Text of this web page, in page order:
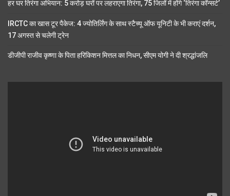
हर घर तिरंगा अभियान: 5 करोड़ घरों पर लहराएगा तिरंगा, 75 जिलों में होंगे ‘तिरंगा कॉन्सर्ट’
IRCTC का खास टूर पैकेज: 4 ज्योतिर्लिंग के साथ स्टैच्यू ऑफ यूनिटी के भी कराएं दर्शन,
17 अगस्त से चलेगी ट्रेन
डीजीपी राजीव कृष्णा के पिता हरिकिशन मित्तल का निधन, सीएम योगी ने दी श्रद्धांजलि